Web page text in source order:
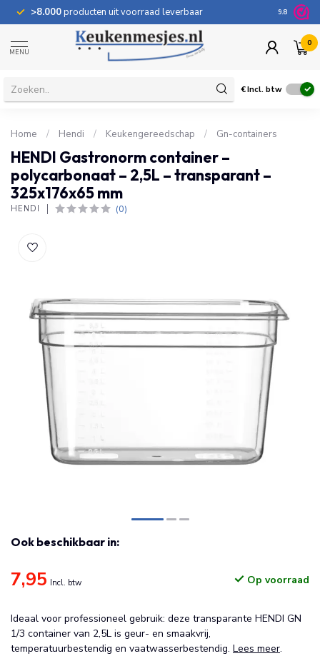
>8.000producten uit voorraad leverbaar 100
9.8
MENU
0
€Incl. btw
Home / Hendi / Keukengereedschap / Gn-containers
HENDI Gastronorm container –
polycarbonaat – 2,5L – transparant –
325x176x65 mm
HENDI (0)
Ook beschikbaar in:
7,95 Incl. btw Op voorraad
Ideaal voor professioneel gebruik: deze transparante HENDI GN
1/3 container van 2,5L is geur- en smaakvrij,
temperatuurbestendig en vaatwasserbestendig. Lees meer.